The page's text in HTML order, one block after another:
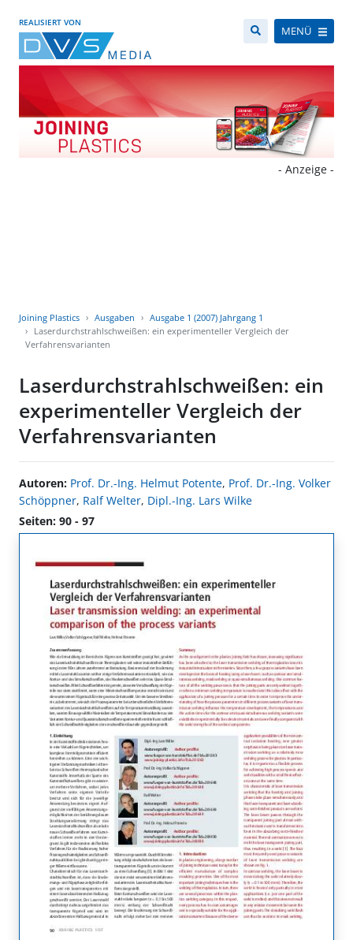
REALISIERT VON
MENÜ
- Anzeige -
Joining Plastics Ausgaben
Ausgabe 1 (2007) Jahrgang 1
Laserdurchstrahlschweißen: ein experimenteller Vergleich der
Verfahrensvarianten
Laserdurchstrahlschweißen: ein
experimenteller Vergleich der
Verfahrensvarianten
Autoren: Prof. Dr.-Ing. Helmut Potente, Prof. Dr.-Ing. Volker
Schöppner, Ralf Welter, Dipl.-Ing. Lars Wilke
Seiten: 90 - 97